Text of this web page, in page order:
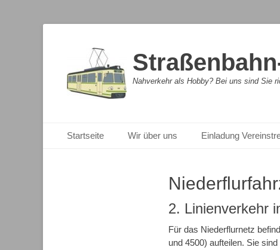
Nahverkehr als Hobby? Bei uns sind Sie
Primäres Menü
Inhalt
Startseite Wir über uns Einladung
2. Linienverkehr
Für das Niederflurnetz
und 4500) aufteilen. Sie